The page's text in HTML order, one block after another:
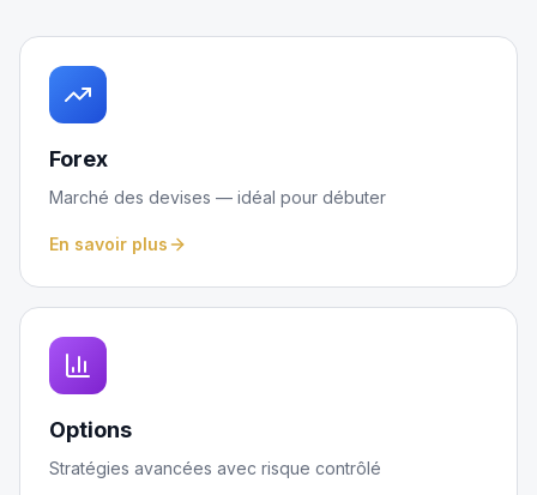
Forex
Marché des devises — idéal pour débuter
En savoir plus
Options
Stratégies avancées avec risque contrôlé